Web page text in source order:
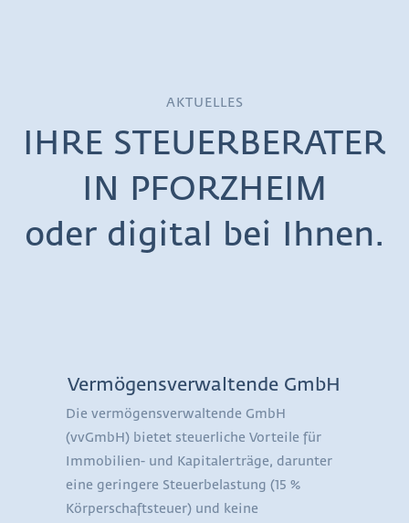
AKTUELLES
IHRE STEUERBERATER
IN PFORZHEIM
oder digital bei Ihnen.
Vermögensverwaltende GmbH
Die vermögensverwaltende GmbH
(vvGmbH) bietet steuerliche Vorteile für
Immobilien- und Kapitalerträge, darunter
eine geringere Steuerbelastung (15 %
Körperschaftsteuer) und keine